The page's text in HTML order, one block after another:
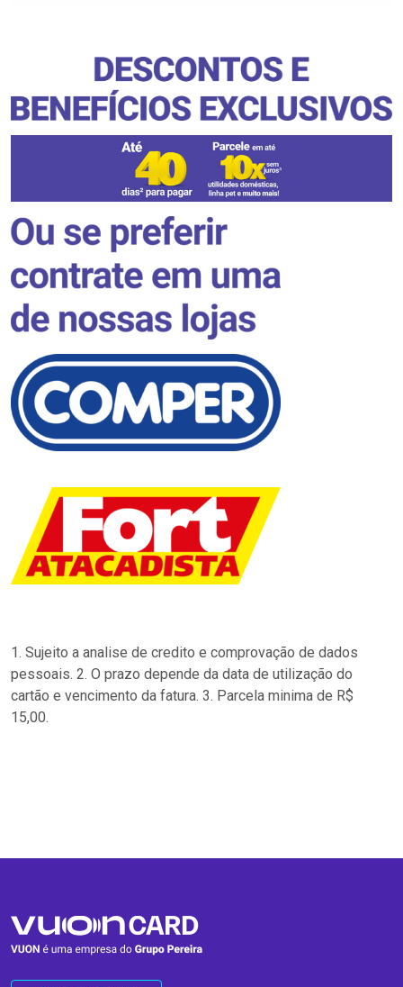
1. Sujeito a analise de credito e comprovação de dados
pessoais. 2. O prazo depende da data de utilização do
cartão e vencimento da fatura. 3. Parcela minima de R$
15,00.